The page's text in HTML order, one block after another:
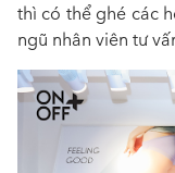
thì có thể ghé các
ngũ nhân viên tư